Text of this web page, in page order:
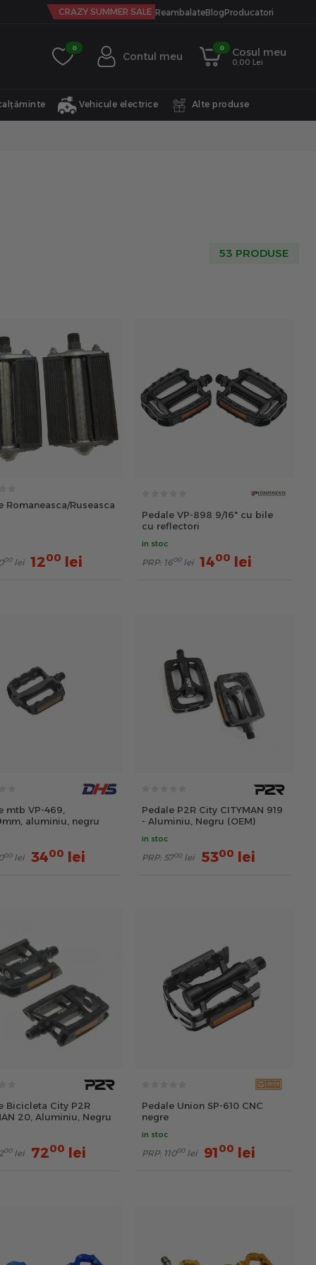
CRAZY SUMMER SALE ReambalateBlogProducatori
0
Contul meu
0 Cosul meu
0,00 Lei
Vehicule electrice Alte produse
53 PRODUSE
Romaneasca/Ruseasca
00 lei 1200 lei
Pedale VP-898 9/16" cu bile
cu reflectori
in stoc
PRP: 1600 lei 1400 lei
mtb VP-469,
aluminiu, negru
00 lei 3400 lei
Pedale P2R City CITYMAN 919
- Aluminiu, Negru (OEM)
in stoc
PRP: 5700 lei 5300 lei
Bicicleta City P2R
20, Aluminiu, Negru
00 lei 7200 lei
Pedale Union SP-610 CNC
negre
in stoc
PRP: 11000 lei 9100 lei